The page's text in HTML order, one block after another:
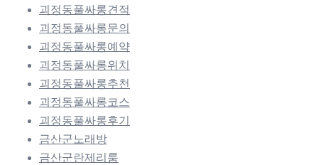
괴정동풀싸롱견적
괴정동풀싸롱문의
괴정동풀싸롱예약
괴정동풀싸롱위치
괴정동풀싸롱추천
괴정동풀싸롱코스
괴정동풀싸롱후기
금산군노래방
금산군란제리룸